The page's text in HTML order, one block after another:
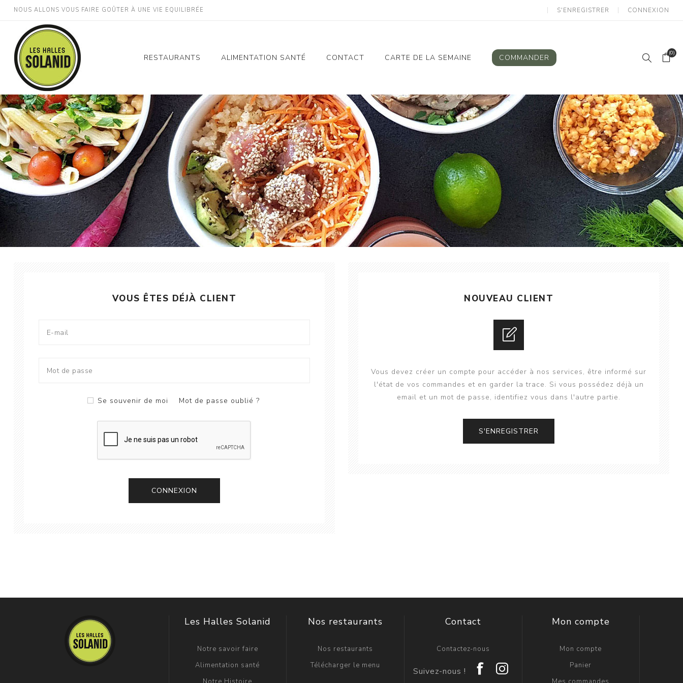
NOUS ALLONS VOUS FAIRE GOÛTER À UNE VIE EQUILIBRÉE S'ENREGISTRER CONNEXION
RESTAURANTS
Montpellier Gare St
Roch
Montpellier Décathlon
Odysseum
Montpellier Millénaire
Perpignan Gare
Lodève
ALIMENTATION SANTÉ
Notre Histoire
Alimentation Santé
Charte Alimentation
Santé
Nos Valeurs
CONTACT CARTE DE LA SEMAINE COMMANDER (0)
VOUS ÊTES DÉJÀ CLIENT
Se souvenir de moi Mot de passe oublié ?
CONNEXION
NOUVEAU CLIENT
Vous devez créer un compte pour accéder à nos services, être informé sur
l'état de vos commandes et en garder la trace. Si vous possédez déjà un
email et un mot de passe, identifiez vous dans l'autre partie.
S'ENREGISTRER
Les Halles Solanid
Notre savoir faire
Alimentation santé
Nos restaurants
Nos restaurants
Télécharger le menu
Contact
Contactez-nous
Mon compte
Mon compte
Panier